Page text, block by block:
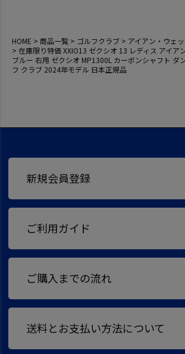
HOME 商品一覧 ゴルフクラブ
アイアン・ウェ
在庫限り特価 XXIO13 ゼクシオ 13 レディス アイア
ブルー 右用 ゼクシオ MP1300L カーボンシャフト ダ
フ クラブ 2024年モデル 日本正規品
新規会員登録
ご利用ガイド
ご購入までの流れ
送料とお支払い方法について